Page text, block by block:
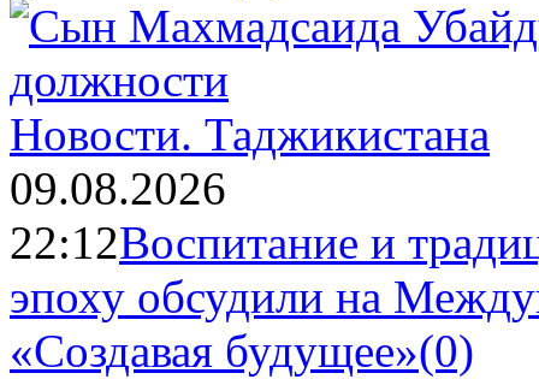
Новости. Таджикистана
09.08.2026
22:12Воспитание и
эпоху обсудили на
«Создавая будущее»(0)